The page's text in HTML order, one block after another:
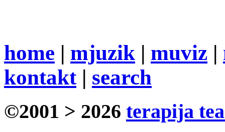
home | mjuzik | muviz |
kontakt| search
©2001 > 2026 terapija